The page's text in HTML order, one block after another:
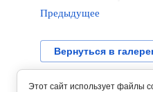
Предыдущее
Вернуться в
Этот сайт использует файлы